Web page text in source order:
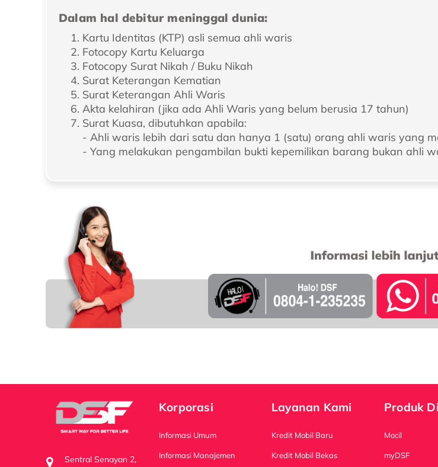
Dalam hal debitur meninggal dunia:
Kartu Identitas (KTP) asli semua ahli waris
Fotocopy Kartu Keluarga
Fotocopy Surat Nikah / Buku Nikah
Surat Keterangan Kematian
Surat Keterangan Ahli Waris
Akta kelahiran (jika ada Ahli Waris yang belum berusia 17 tahun)
Surat Kuasa, dibutuhkan apabila:
- Ahli waris lebih dari satu dan hanya 1 (satu) orang ahli waris yang
- Yang melakukan pengambilan bukti kepemilikan barang bukan ahli
Sentral Senayan 2,
Korporasi
Informasi Umum
Informasi Manajemen
Layanan Kami
Kredit Mobil Baru
Kredit Mobil Bekas
Produk
Mocil
myDSF